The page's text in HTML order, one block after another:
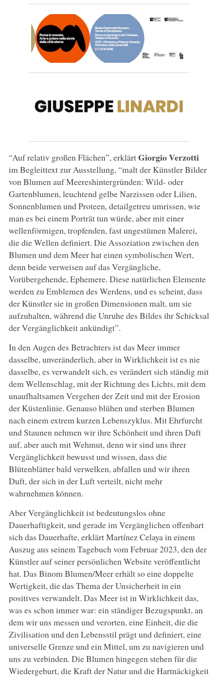
“Auf relativ großen Flächen”, erklärtGiorgio Verzotti
im Begleittext zur Ausstellung, “malt der Künstler Bilder
von Blumen auf Meereshintergründen: Wild- oder
Gartenblumen, leuchtend gelbe Narzissen oder Lilien,
Sonnenblumen und Proteen, detailgetreu umrissen, wie
man es bei einem Porträt tun würde, aber mit einer
wellenförmigen, tropfenden, fast ungestümen Malerei,
die die Wellen definiert. Die Assoziation zwischen den
Blumen und dem Meer hat einen symbolischen Wert,
denn beide verweisen auf das Vergängliche,
Vorübergehende, Ephemere. Diese natürlichen Elemente
werden zu Emblemen des Werdens, und es scheint, dass
der Künstler sie in großen Dimensionen malt, um sie
aufzuhalten, während die Unruhe des Bildes ihr Schicksal
der Vergänglichkeit ankündigt”.
In den Augen des Betrachters ist das Meer immer
dasselbe, unveränderlich, aber in Wirklichkeit ist es nie
dasselbe, es verwandelt sich, es verändert sich ständig mit
dem Wellenschlag, mit der Richtung des Lichts, mit dem
unaufhaltsamen Vergehen der Zeit und mit der Erosion
der Küstenlinie. Genauso blühen und sterben Blumen
nach einem extrem kurzen Lebenszyklus. Mit Ehrfurcht
und Staunen nehmen wir ihre Schönheit und ihren Duft
auf, aber auch mit Wehmut, denn wir sind uns ihrer
Vergänglichkeit bewusst und wissen, dass die
Blütenblätter bald verwelken, abfallen und wir ihren
Duft, der sich in der Luft verteilt, nicht mehr
wahrnehmen können.
Aber Vergänglichkeit ist bedeutungslos ohne
Dauerhaftigkeit, und gerade im Vergänglichen offenbart
sich das Dauerhafte, erklärt Martínez Celaya in einem
Auszug aus seinem Tagebuch vom Februar 2023, den der
Künstler auf seiner persönlichen Website veröffentlicht
hat. Das Binom Blumen/Meer erhält so eine doppelte
Wertigkeit, die das Thema der Unsicherheit in ein
positives verwandelt. Das Meer ist in Wirklichkeit das,
was es schon immer war: ein ständiger Bezugspunkt, an
dem wir uns messen und verorten, eine Einheit, die die
Zivilisation und den Lebensstil prägt und definiert, eine
universelle Grenze und ein Mittel, um zu navigieren und
uns zu verbinden. Die Blumen hingegen stehen für die
Wiedergeburt, die Kraft der Natur und die Hartnäckigkeit